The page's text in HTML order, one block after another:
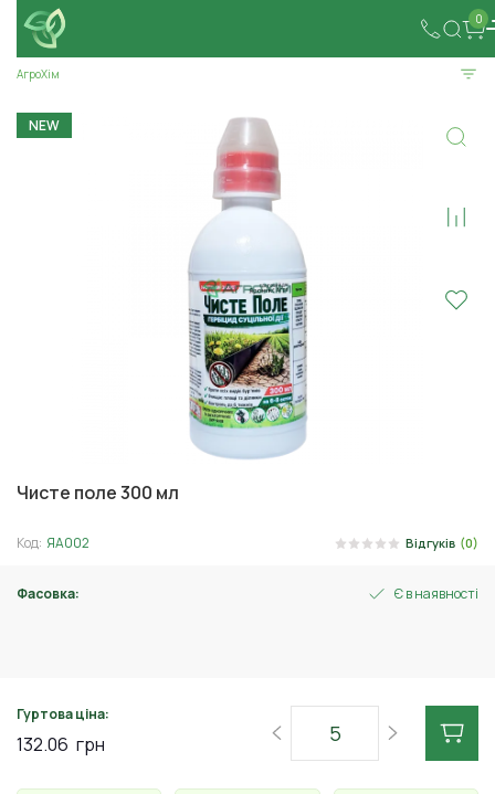
0
АгроХім
NEW
Чисте поле 300 мл
Код: ЯА002 Відгуків (0)
Фасовка: Є в наявності
Гуртова ціна:
132.06 грн